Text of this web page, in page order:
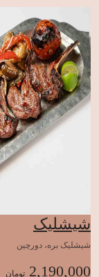
شیشلیک
شیشلیک بره، دورچین
2,190,000 تومان